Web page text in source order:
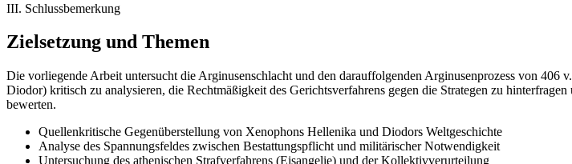
III. Schlussbemerkung
Zielsetzung und Themen
Die vorliegende Arbeit untersucht die Arginusenschlacht und den darauffolgenden Arginusenprozess von
Diodor) kritisch zu analysieren, die Rechtmäßigkeit des Gerichtsverfahrens gegen die Strategen zu
bewerten.
Quellenkritische Gegenüberstellung von Xenophons Hellenika und Diodors Weltgeschichte
Analyse des Spannungsfeldes zwischen Bestattungspflicht und militärischer Notwendigkeit
Untersuchung des athenischen Strafverfahrens (Eisangelie) und der Kollektivverurteilung